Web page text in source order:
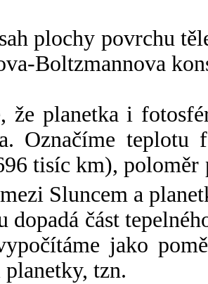
plochy povrchu
Boltzmannova
že planetka i
Označíme
tisíc km),
Sluncem a
dopadá část
jako
tzn.